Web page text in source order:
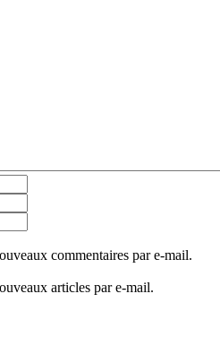
commentaires par e-mail.
articles par e-mail.